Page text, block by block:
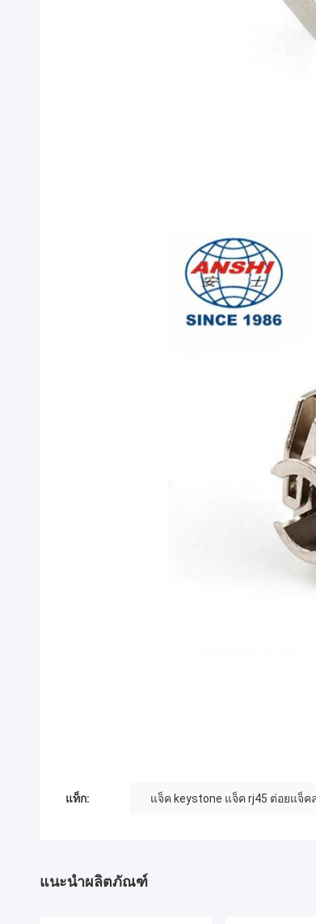
แท็ก: แจ็ค keystone แจ็ค rj45 ต่อยแจ็ค
แนะนำผลิตภัณฑ์